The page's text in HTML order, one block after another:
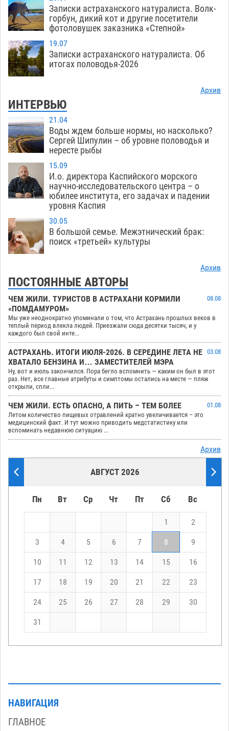
Записки астраханского натуралиста. Волк-
горбун, дикий кот и другие посетители
фотоловушек заказника «Степной»
19.07
Записки астраханского натуралиста. Об
итогах половодья-2026
Архив
ИНТЕРВЬЮ
21.04
Воды ждем больше нормы, но насколько?
Сергей Шипулин – об уровне половодья и
нересте рыбы
15.09
И.о. директора Каспийского морского
научно-исследовательского центра – о
юбилее института, его задачах и падении
уровня Каспия
30.05
В большой семье. Межэтнический брак:
поиск «третьей» культуры
Архив
ПОСТОЯННЫЕ АВТОРЫ
ЧЕМ ЖИЛИ. ТУРИСТОВ В АСТРАХАНИ КОРМИЛИ
«ПОМДАМУРОМ»
08.08
Мы уже неоднократно упоминали о том, что Астрахань прошлых веков в
теплый период влекла людей. Приезжали сюда десятки тысяч, и у
каждого был свой инте...
АСТРАХАНЬ. ИТОГИ ИЮЛЯ-2026. В СЕРЕДИНЕ ЛЕТА НЕ
ХВАТАЛО БЕНЗИНА И… ЗАМЕСТИТЕЛЕЙ МЭРА
03.08
Ну, вот и июль закончился. Пора бегло вспомнить — каким он был в этот
раз. Нет, все главные атрибуты и симптомы остались на месте — пляж
открыли, спли...
ЧЕМ ЖИЛИ. ЕСТЬ ОПАСНО, А ПИТЬ – ТЕМ БОЛЕЕ
01.08
Летом количество пищевых отравлений кратно увеличивается – это
медицинский факт. И тут можно приводить медстатистику или
вспоминать недавнюю ситуацию ...
Архив
АВГУСТ 2026
Пн Вт Ср Чт Пт Сб Вс
1 2
3 4 5 6 7 8 9
10 11 12 13 14 15 16
17 18 19 20 21 22 23
24 25 26 27 28 29 30
31
НАВИГАЦИЯ
ГЛАВНОЕ